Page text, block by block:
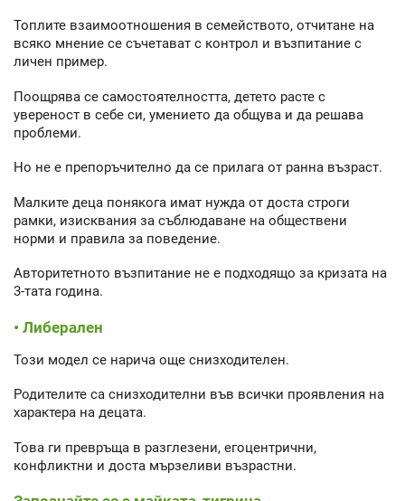
Топлите взаимоотношения в семейството, отчитане на
всяко мнение се съчетават с контрол и възпитание с
личен пример.
Поощрява се самостоятелността, детето расте с
увереност в себе си, умението да общува и да решава
проблеми.
Но не е препоръчително да се прилага от ранна възраст.
Малките деца понякога имат нужда от доста строги
рамки, изисквания за съблюдаване на обществени
норми и правила за поведение.
Авторитетното възпитание не е подходящо за кризата на
3-тата година.
• Либерален
Този модел се нарича още снизходителен.
Родителите са снизходителни във всички проявления на
характера на децата.
Това ги превръща в разглезени, егоцентрични,
конфликтни и доста мързеливи възрастни.